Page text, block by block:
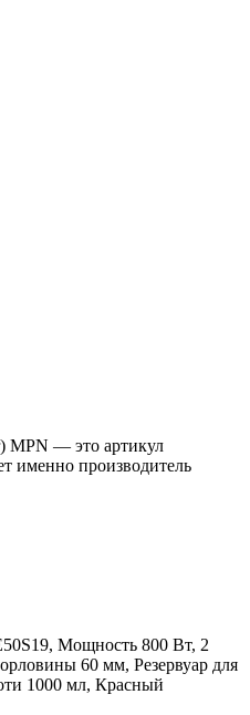
MPN — это артикул
именно производитель
Мощность 800 Вт, 2
60 мм, Резервуар для
1000 мл, Красный